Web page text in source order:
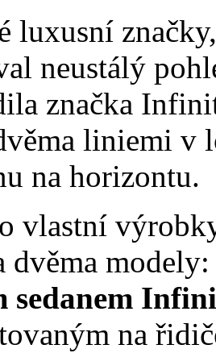
luxusní
neustálý
značka
liniemi v
na horizontu.
vlastní
dvěma
sedanem
na